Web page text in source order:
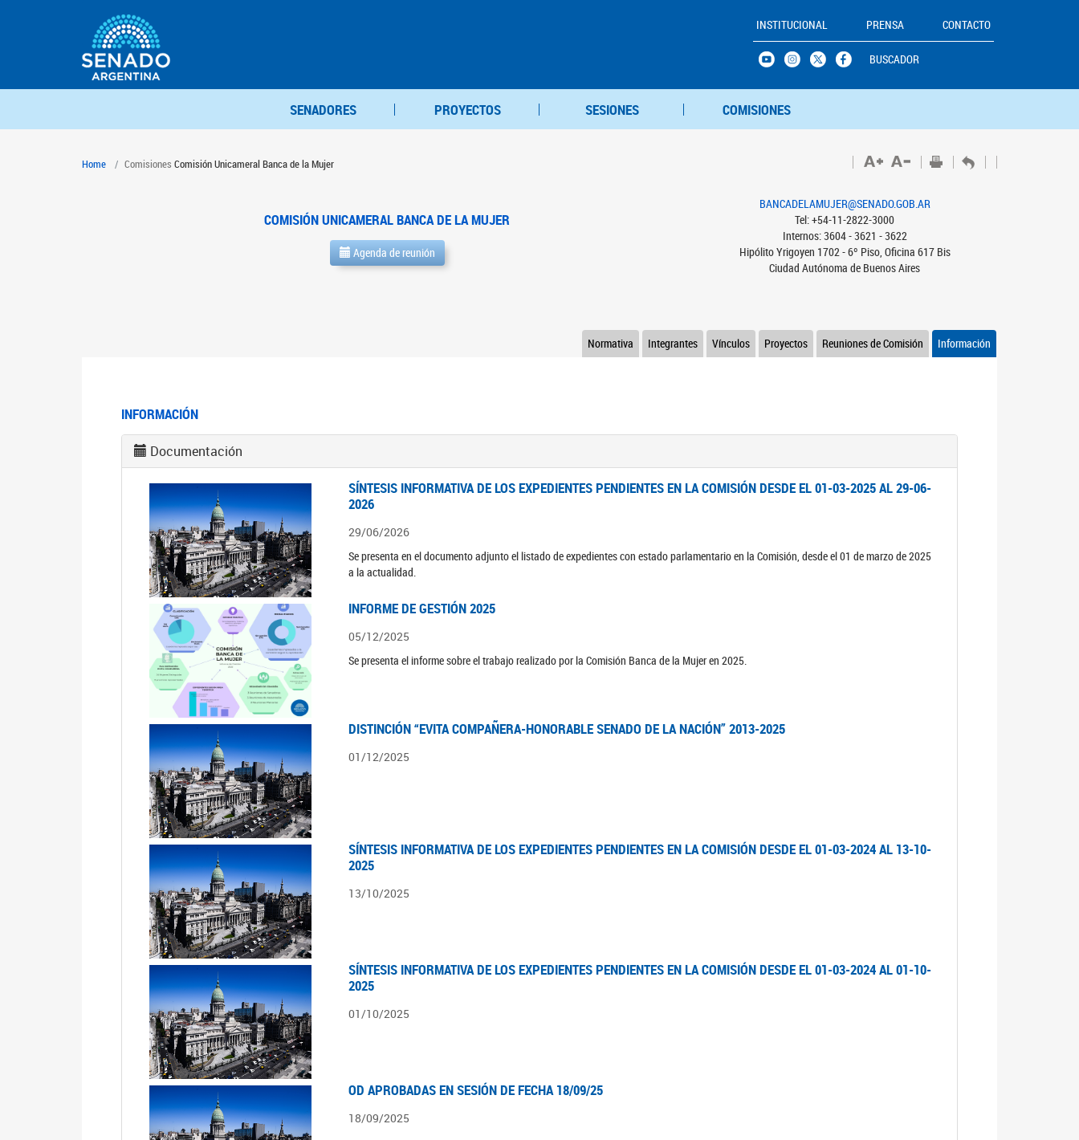
INSTITUCIONAL PRENSA CONTACTO
BUSCADOR
SENADORES PROYECTOS SESIONES COMISIONES
Home Comisiones Comisión Unicameral Banca de la Mujer
COMISIÓN UNICAMERAL BANCA DE LA MUJER
Agenda de reunión
BANCADELAMUJER@SENADO.GOB.AR
Tel: +54-11-2822-3000
Internos: 3604 - 3621 - 3622
Hipólito Yrigoyen 1702 - 6º Piso, Oficina 617 Bis
Ciudad Autónoma de Buenos Aires
Información
Reuniones de Comisión
Proyectos
Vínculos
Integrantes
Normativa
INFORMACIÓN
Documentación
SÍNTESIS INFORMATIVA DE LOS EXPEDIENTES PENDIENTES EN LA COMISIÓN DESDE EL 01-03-2025 AL 29-06-
2026
29/06/2026
Se presenta en el documento adjunto el listado de expedientes con estado parlamentario en la Comisión, desde el 01 de marzo de 2025
a la actualidad.
INFORME DE GESTIÓN 2025
05/12/2025
Se presenta el informe sobre el trabajo realizado por la Comisión Banca de la Mujer en 2025.
DISTINCIÓN “EVITA COMPAÑERA-HONORABLE SENADO DE LA NACIÓN” 2013-2025
01/12/2025
SÍNTESIS INFORMATIVA DE LOS EXPEDIENTES PENDIENTES EN LA COMISIÓN DESDE EL 01-03-2024 AL 13-10-
2025
13/10/2025
SÍNTESIS INFORMATIVA DE LOS EXPEDIENTES PENDIENTES EN LA COMISIÓN DESDE EL 01-03-2024 AL 01-10-
2025
01/10/2025
OD APROBADAS EN SESIÓN DE FECHA 18/09/25
18/09/2025